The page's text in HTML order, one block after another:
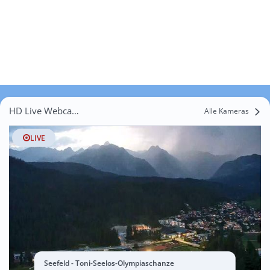
HD Live Webcams Reith bei Seefeld Alle Kameras
LIVE
Seefeld - Toni-Seelos-Olympiaschanze